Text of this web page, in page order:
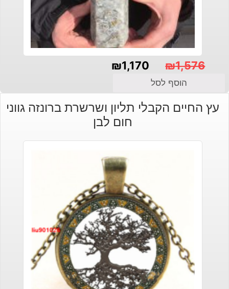
₪1,576
המקורי
היה:
₪1,170
הנוכחי
הוא:
הוסף לסל
עץ החיים הקבלי תליון ושרשרת ברונזה גווני
חום לבן